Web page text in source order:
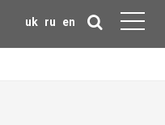
uk ru en